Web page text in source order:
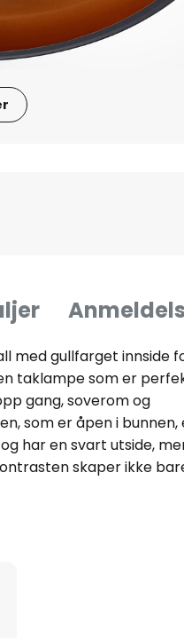
med gullfarget innside
taklampe som er
gang, soverom og
som er åpen i bunnen,
har en svart utside,
skaper ikke
absolutt trendy en
åpenhet
Rustikke lamper eller
til en klassisk
ekstra varme
stilige ut.